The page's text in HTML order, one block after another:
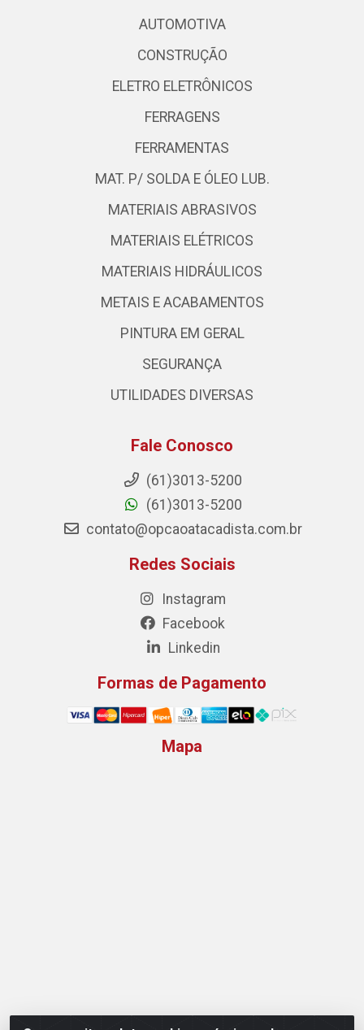
AUTOMOTIVA
CONSTRUÇÃO
ELETRO ELETRÔNICOS
FERRAGENS
FERRAMENTAS
MAT. P/ SOLDA E ÓLEO LUB.
MATERIAIS ABRASIVOS
MATERIAIS ELÉTRICOS
MATERIAIS HIDRÁULICOS
METAIS E ACABAMENTOS
PINTURA EM GERAL
SEGURANÇA
UTILIDADES DIVERSAS
Fale Conosco
(61)3013-5200
(61)3013-5200
contato@opcaoatacadista.com.br
Redes Sociais
Instagram
Facebook
Linkedin
Formas de Pagamento
Mapa